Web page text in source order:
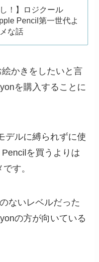
し！】ロジクール
Pencil第一世代よ
な話
かきをしたいと言
を購入することに
デルに縛られずに使
を買うよりは
す。
ないレベルだった
の方が向いている